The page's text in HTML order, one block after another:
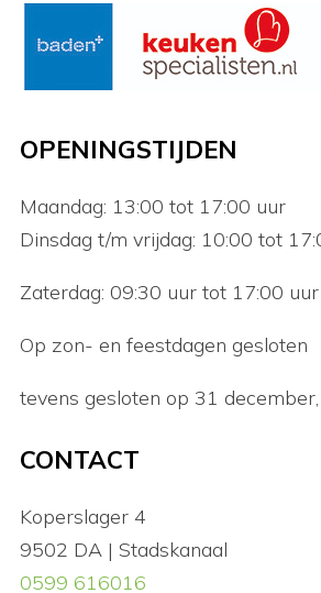
OPENINGSTIJDEN
Maandag: 13:00 tot 17:00 uur
Dinsdag t/m vrijdag: 10:00 tot
Zaterdag: 09:30 uur tot 17:00 uur
Op zon- en feestdagen gesloten
tevens gesloten op 31
CONTACT
Koperslager 4
9502 DA | Stadskanaal
0599 616016